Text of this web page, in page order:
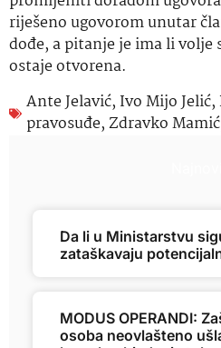
riješeno ugovorom unutar
dođe, a pitanje je ima li volje
ostaje otvorena.
Ante Jelavić, Ivo Mijo Jelić,
pravosuđe,Zdravko Mamić
Da li u Ministarstvu
zataškavaju
MODUS OPERANDI:
osoba neovlašteno